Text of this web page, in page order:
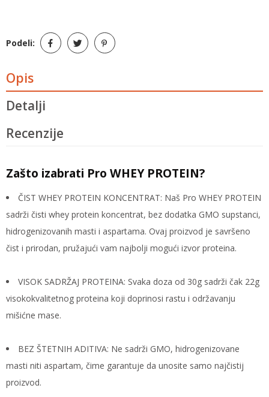
Podeli:
Opis
Detalji
Recenzije
Zašto izabrati Pro WHEY PROTEIN?
ČIST WHEY PROTEIN KONCENTRAT: Naš Pro WHEY PROTEIN
sadrži čisti whey protein koncentrat, bez dodatka GMO supstanci,
hidrogenizovanih masti i aspartama. Ovaj proizvod je savršeno
čist i prirodan, pružajući vam najbolji mogući izvor proteina.
VISOK SADRŽAJ PROTEINA: Svaka doza od 30g sadrži čak 22g
visokokvalitetnog proteina koji doprinosi rastu i održavanju
mišićne mase.
BEZ ŠTETNIH ADITIVA: Ne sadrži GMO, hidrogenizovane
masti niti aspartam, čime garantuje da unosite samo najčistij
proizvod.